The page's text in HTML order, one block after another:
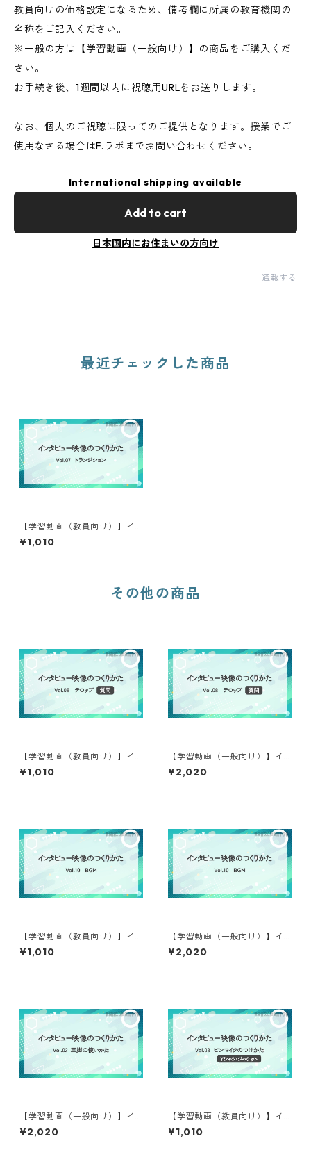
教員向けの価格設定になるため、備考欄に所属の教育機関の
名称をご記入ください。
※一般の方は【学習動画（一般向け）】の商品をご購入くだ
さい。
お手続き後、1週間以内に視聴用URLをお送りします。
なお、個人のご視聴に限ってのご提供となります。授業でご
使用なさる場合はF.ラボまでお問い合わせください。
International shipping available
Add to cart
日本国内にお住まいの方向け
通報する
最近チェックした商品
【学習動画（教員向け）】イ
ンタビュー映像のつくりかた
⑦
¥1,010
その他の商品
【学習動画（教員向け）】イ
ンタビュー映像のつくりかた
⑧
¥1,010
【学習動画（一般向け）】イ
ンタビュー映像のつくりかた
⑧
¥2,020
【学習動画（教員向け）】イ
ンタビュー映像のつくりかた
⑩
¥1,010
【学習動画（一般向け）】イ
ンタビュー映像のつくりかた
⑩
¥2,020
【学習動画（一般向け）】イ
ンタビュー映像のつくりかた
②
¥2,020
【学習動画（教員向け）】イ
ンタビュー映像のつくりかた
③
¥1,010